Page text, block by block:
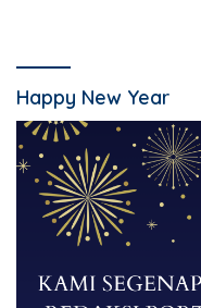
Happy New Year